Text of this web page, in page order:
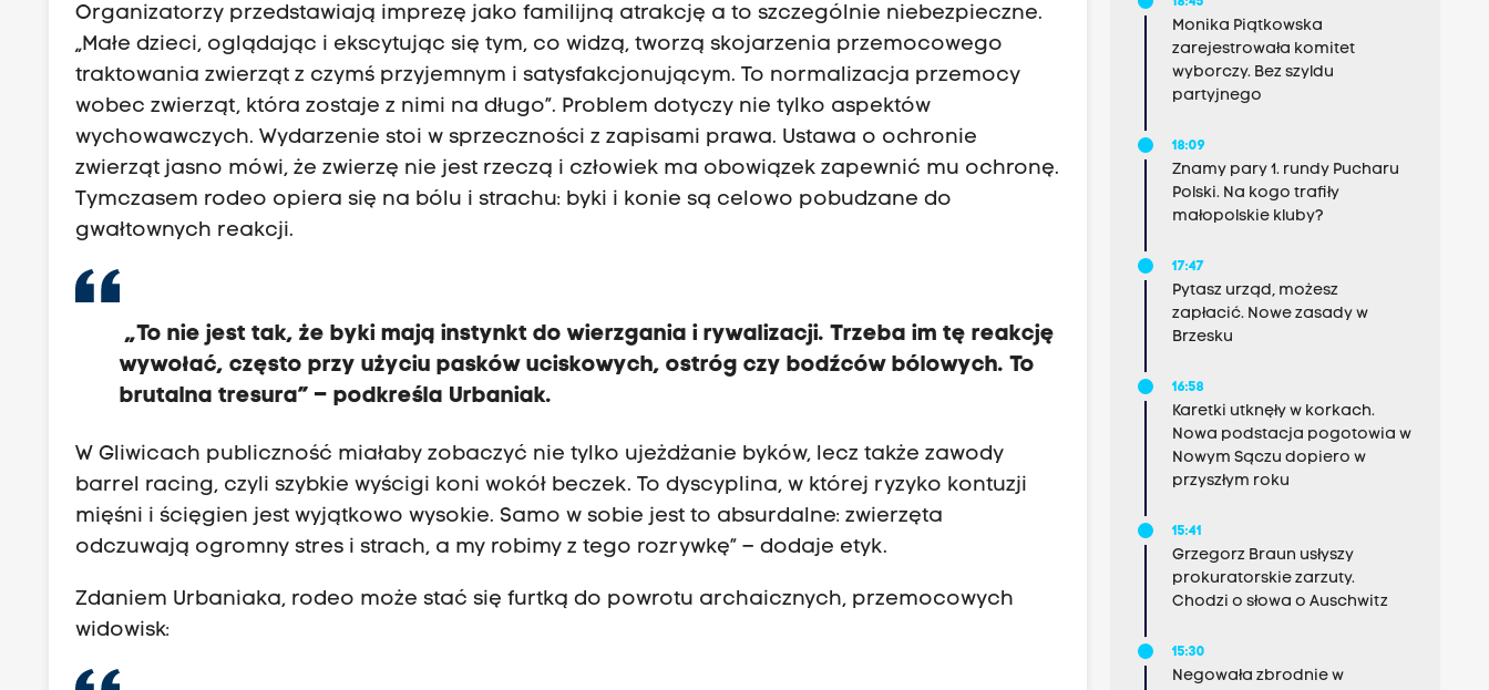
Organizatorzy przedstawiają imprezę jako familijną atrakcję a to szczególnie niebezpieczne.
„Małe dzieci, oglądając i ekscytując się tym, co widzą, tworzą skojarzenia przemocowego
traktowania zwierząt z czymś przyjemnym i satysfakcjonującym. To normalizacja przemocy
wobec zwierząt, która zostaje z nimi na długo”. Problem dotyczy nie tylko aspektów
wychowawczych. Wydarzenie stoi w sprzeczności z zapisami prawa. Ustawa o ochronie
zwierząt jasno mówi, że zwierzę nie jest rzeczą i człowiek ma obowiązek zapewnić mu ochronę.
Tymczasem rodeo opiera się na bólu i strachu: byki i konie są celowo pobudzane do
gwałtownych reakcji.
„To nie jest tak, że byki mają instynkt do wierzgania i rywalizacji. Trzeba im tę reakcję
wywołać, często przy użyciu pasków uciskowych, ostróg czy bodźców bólowych. To
brutalna tresura” – podkreśla Urbaniak.
W Gliwicach publiczność miałaby zobaczyć nie tylko ujeżdżanie byków, lecz także zawody
barrel racing, czyli szybkie wyścigi koni wokół beczek. To dyscyplina, w której ryzyko kontuzji
mięśni i ścięgien jest wyjątkowo wysokie. Samo w sobie jest to absurdalne: zwierzęta
odczuwają ogromny stres i strach, a my robimy z tego rozrywkę” – dodaje etyk.
Zdaniem Urbaniaka, rodeo może stać się furtką do powrotu archaicznych, przemocowych
widowisk:
Monika Piątkowska
zarejestrowała komitet
wyborczy. Bez szyldu
partyjnego
18:09
Znamy pary 1. rundy Pucharu
Polski. Na kogo trafiły
małopolskie kluby?
17:47
Pytasz urząd, możesz
zapłacić. Nowe zasady w
Brzesku
16:58
Karetki utknęły w korkach.
Nowa podstacja pogotowia w
Nowym Sączu dopiero w
przyszłym roku
15:41
Grzegorz Braun usłyszy
prokuratorskie zarzuty.
Chodzi o słowa o Auschwitz
15:30
Negowała zbrodnie w